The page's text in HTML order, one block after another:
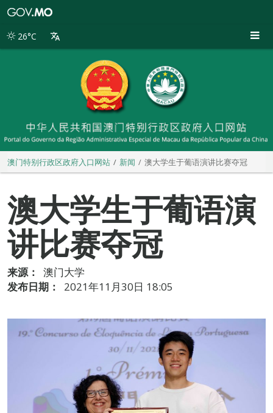
别
26°C
澳门特别行政区政府入口网站 新闻 澳大学生于葡语演讲比赛夺冠
澳大学生于葡语演
讲比赛夺冠
来源：
澳门大学
发布日期：
2021年11月30日 18:05